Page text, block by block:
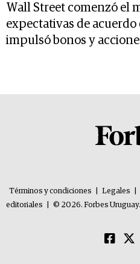
Wall Street comenzó el
expectativas de acuerdo
impulsó bonos y
Términos y condiciones Legales
editoriales
© 2026. Forbes